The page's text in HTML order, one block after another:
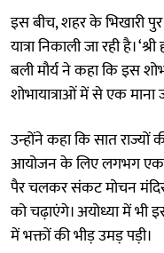
इस बीच, शहर के भिखारी
यात्रा निकाली जा रही है।
बली मौर्य ने कहा कि इस
शोभायात्राओं में से एक माना
उन्होंने कहा कि सात राज्यों
आयोजन के लिए लगभग एक
पैर चलकर संकट मोचन
को चढ़ाएंगे। अयोध्या में भी
में भक्तों की भीड़ उमड़ पड़ी।